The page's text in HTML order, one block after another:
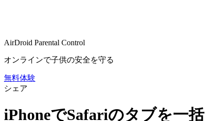
AirDroid Parental Control
オンラインで子供の安全を守る
無料体験
シェア
iPhoneでSafariのタブを一括